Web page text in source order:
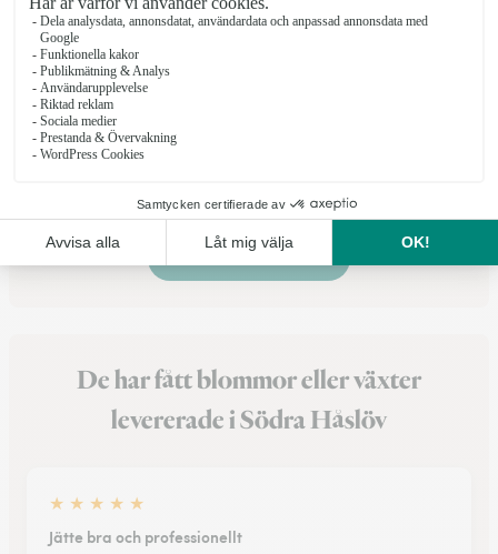
Interflora Fridhems Blomsterhandel
Malmö
★★★★★3.7 (29)
Regementsgatan 100
Se alla blombutiker
De har fått blommor eller växter
levererade i Södra Håslöv
★ ★ ★ ★ ★
Jätte bra och professionellt